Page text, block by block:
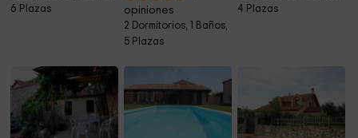
6 Plazas
opiniones
2 Dormitorios, 1 Baños,
5 Plazas
4 Plazas